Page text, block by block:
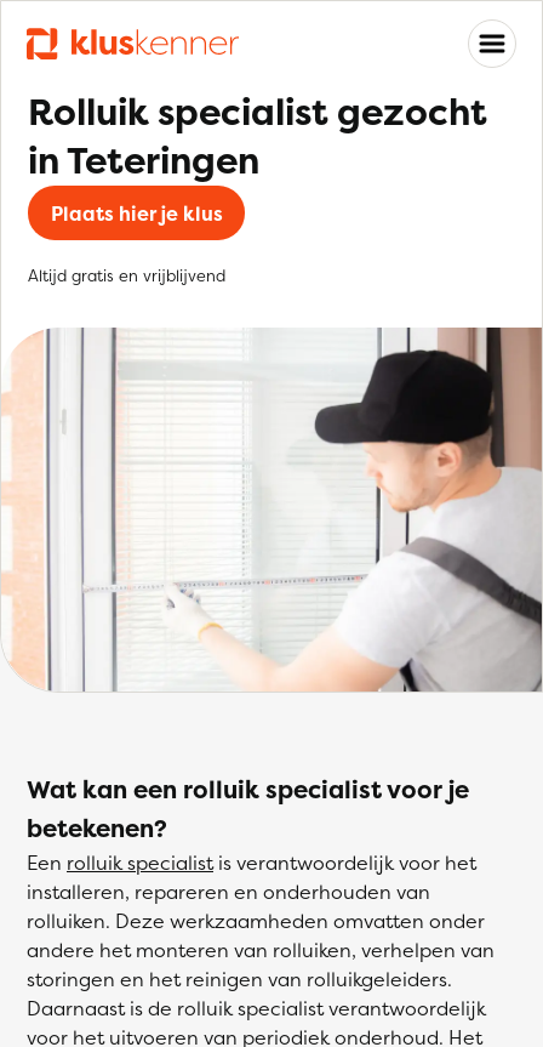
Rolluik specialist gezocht
in Teteringen
Plaats hier je klus
Altijd gratis en vrijblijvend
Wat kan een rolluik specialist voor je
betekenen?
Een rolluik specialistis verantwoordelijk voor het
installeren, repareren en onderhouden van
rolluiken. Deze werkzaamheden omvatten onder
andere het monteren van rolluiken, verhelpen van
storingen en het reinigen van rolluikgeleiders.
Daarnaast is de rolluik specialist verantwoordelijk
voor het uitvoeren van periodiek onderhoud. Het